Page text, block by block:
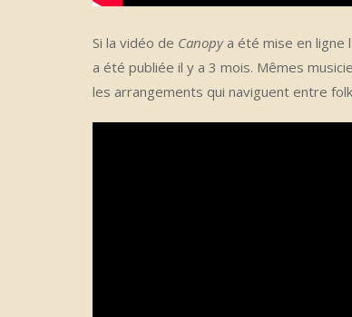
Si la vidéo de Canopya été mise en ligne
a été publiée il y a 3 mois. Mêmes
les arrangements qui naviguent entre